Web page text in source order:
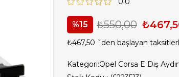
15 ₺550,00
₺467,50 `den başlayan
Kategori:Opel Corsa E Dış